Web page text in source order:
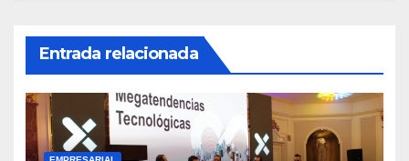
Entrada relacionada